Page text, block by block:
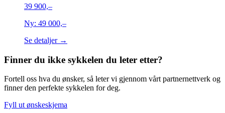
39 900,–
Ny: 49 000,–
Se detaljer →
Finner du ikke sykkelen du leter etter?
Fortell oss hva du ønsker, så leter vi gjennom vårt partnernettverk og
finner den perfekte sykkelen for deg.
Fyll ut ønskeskjema